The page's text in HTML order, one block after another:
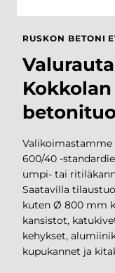
RUSKON BETONI
Kokkolan
Valikoimastamme
600/40 -
umpi- tai
Saatavilla
kuten Ø 800 mm
kansistot,
kehykset,
kupukannet ja